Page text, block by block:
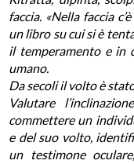
faccia. «Nella faccia
un libro su cui si è
il temperamento e in
umano.
Da secoli il volto è
Valutare
commettere un
e del suo volto,
un testimone